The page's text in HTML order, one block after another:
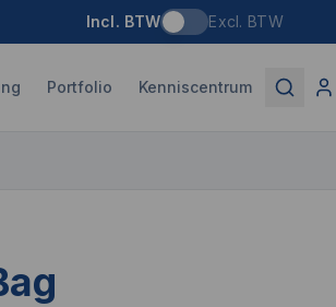
Incl. BTW Excl. BTW
Portfolio Kenniscentrum